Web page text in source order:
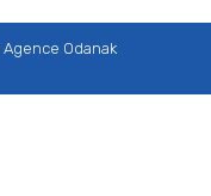
Agence Odanak